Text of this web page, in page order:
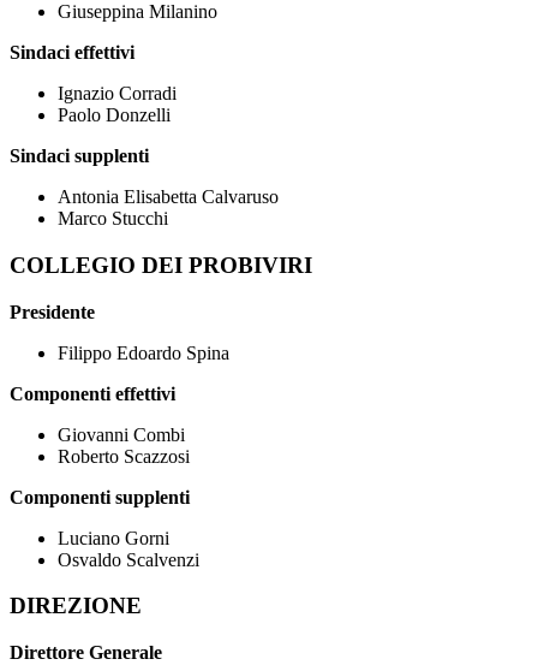
Giuseppina Milanino
Sindaci effettivi
Ignazio Corradi
Paolo Donzelli
Sindaci supplenti
Antonia Elisabetta Calvaruso
Marco Stucchi
COLLEGIO DEI PROBIVIRI
Presidente
Filippo Edoardo Spina
Componenti effettivi
Giovanni Combi
Roberto Scazzosi
Componenti supplenti
Luciano Gorni
Osvaldo Scalvenzi
DIREZIONE
Direttore Generale